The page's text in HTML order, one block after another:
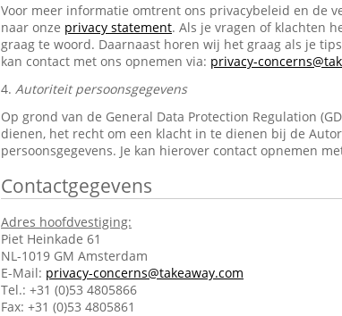
Voor meer informatie omtrent ons privacybeleid en de
naar onze privacy statement. Als je vragen of klachten
graag te woord. Daarnaast horen wij het graag als je
kan contact met ons opnemen via: privacy-
4. Autoriteit persoonsgegevens
Op grond van de General Data Protection Regulation
dienen, het recht om een klacht in te dienen bij de
persoonsgegevens. Je kan hierover contact opnemen
Contactgegevens
Adres hoofdvestiging:
Piet Heinkade 61
NL-1019 GM Amsterdam
E-Mail: privacy-concerns@takeaway.com
Tel.: +31 (0)53 4805866
Fax: +31 (0)53 4805861